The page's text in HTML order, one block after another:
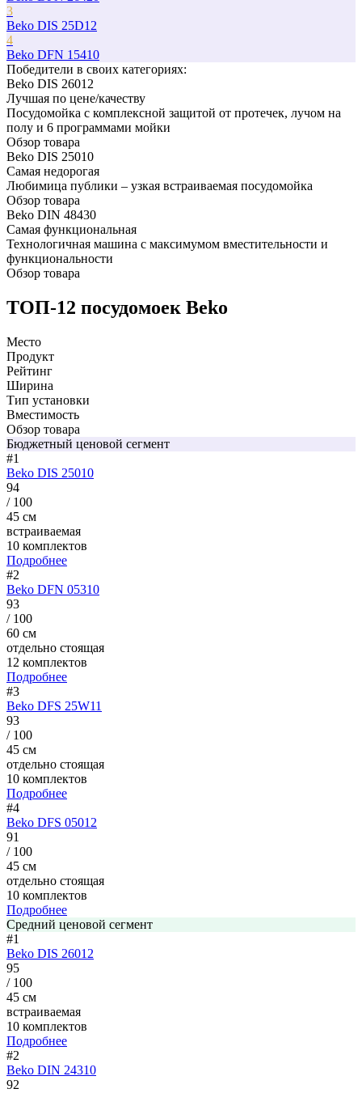
3
Beko DIS 25D12
4
Beko DFN 15410
Победители в cвоих категориях:
Beko DIS 26012
Лучшая по цене/качеству
Посудомойка с комплексной защитой от протечек, лучом на
полу и 6 программами мойки
Обзор товара
Beko DIS 25010
Самая недорогая
Любимица публики – узкая встраиваемая посудомойка
Обзор товара
Beko DIN 48430
Самая функциональная
Технологичная машина с максимумом вместительности и
функциональности
Обзор товара
ТОП-12 посудомоек Beko
Место
Продукт
Рейтинг
Ширина
Тип установки
Вместимость
Обзор товара
Бюджетный ценовой сегмент
#1
Beko DIS 25010
94
/ 100
45 см
встраиваемая
10 комплектов
Подробнее
#2
Beko DFN 05310
93
/ 100
60 см
отдельно стоящая
12 комплектов
Подробнее
#3
Beko DFS 25W11
93
/ 100
45 см
отдельно стоящая
10 комплектов
Подробнее
#4
Beko DFS 05012
91
/ 100
45 см
отдельно стоящая
10 комплектов
Подробнее
Средний ценовой сегмент
#1
Beko DIS 26012
95
/ 100
45 см
встраиваемая
10 комплектов
Подробнее
#2
Beko DIN 24310
92